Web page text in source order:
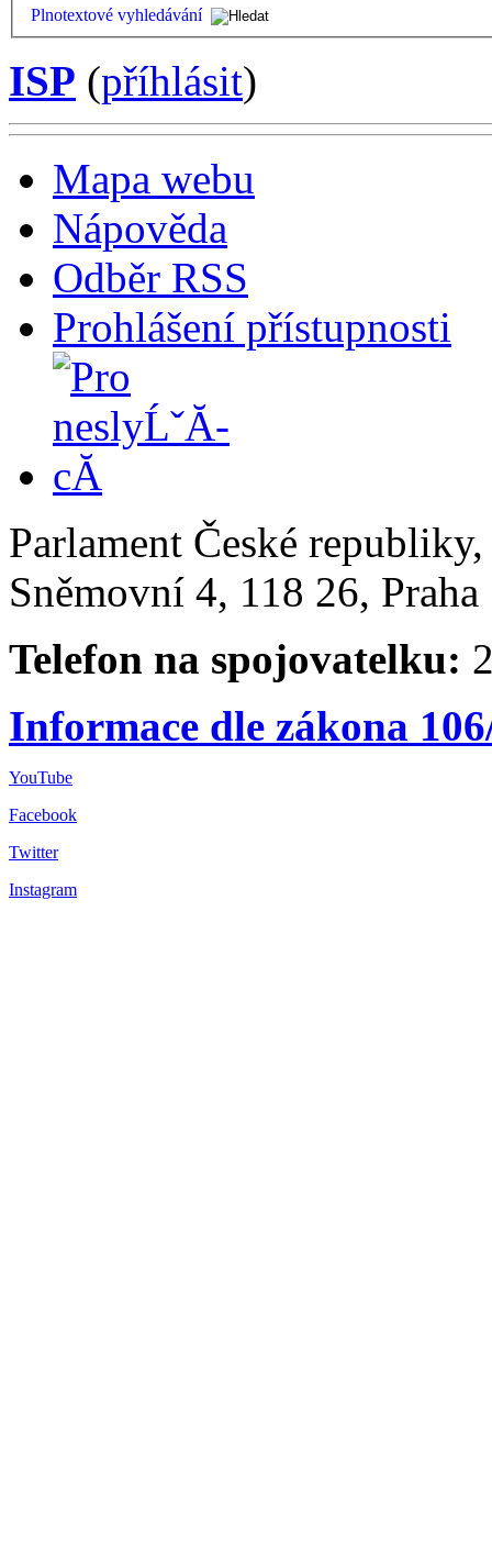
Plnotextové vyhledávání
ISP (příhlásit)
Mapa webu
Nápověda
Odběr RSS
Prohlášení přístupnosti
Parlament České
Sněmovní 4, 118 26,
Telefon na spojovatelku:
Informace dle zákona
YouTube
Facebook
Twitter
Instagram